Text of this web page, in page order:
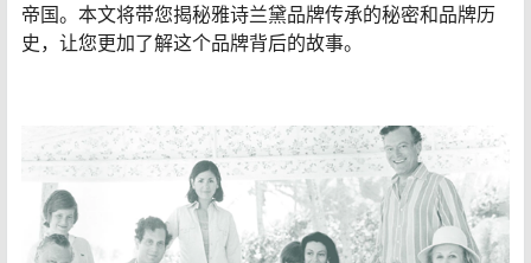
帝国。本文将带您揭秘雅诗兰黛品牌传承的秘密和品牌历
史，让您更加了解这个品牌背后的故事。